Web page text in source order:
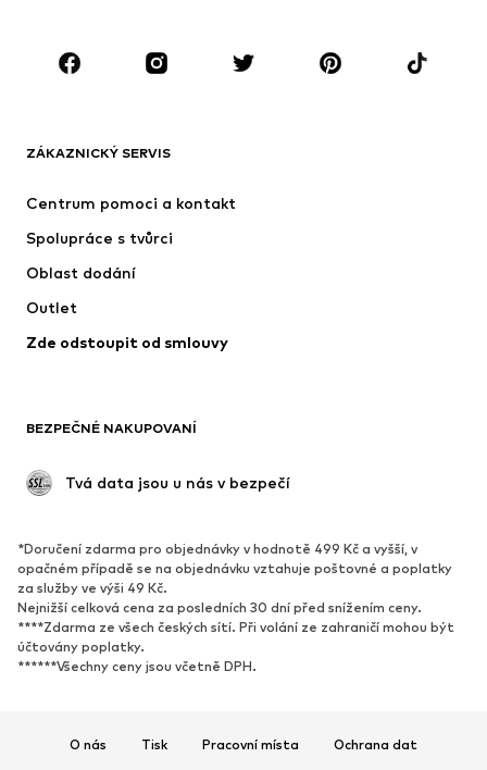
Doplňky
Premium
Nové
Bundy
Spodní prádlo
Kabáty
Plavky
Upcyklace
Nové
Oblíbené
Tenisky
Lodičky & boty na podpatku
Kozačky
Sandály
Exkluzivně
ZÁKAZNICKÝ SERVIS
Centrum pomoci a kontakt
Spolupráce s tvůrci
Oblast dodání
Outlet
Zde odstoupit od smlouvy
BEZPEČNÉ NAKUPOVANÍ
Tvá data jsou u nás v bezpečí
*Doručení zdarma pro objednávky v hodnotě 499 Kč a vyšší, v
opačném případě se na objednávku vztahuje poštovné a poplatky
za služby ve výši 49 Kč.
Nejnižší celková cena za posledních 30 dní před snížením ceny.
****Zdarma ze všech českých sítí. Při volání ze zahraničí mohou být
účtovány poplatky.
******Všechny ceny jsou včetně DPH.
O nás Tisk Pracovní místa
Ochrana dat